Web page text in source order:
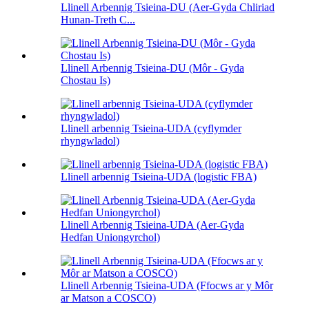
Llinell Arbennig Tsieina-DU (Aer-Gyda Chliriad
Hunan-Treth C...
Llinell Arbennig Tsieina-DU (Môr - Gyda
Chostau Is)
Llinell arbennig Tsieina-UDA (cyflymder
rhyngwladol)
Llinell arbennig Tsieina-UDA (logistic FBA)
Llinell Arbennig Tsieina-UDA (Aer-Gyda
Hedfan Uniongyrchol)
Llinell Arbennig Tsieina-UDA (Ffocws ar y Môr
ar Matson a COSCO)